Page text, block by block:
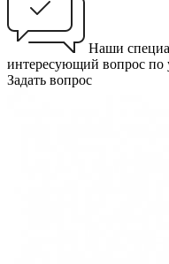
Наши
интересующий вопрос по
Задать вопрос